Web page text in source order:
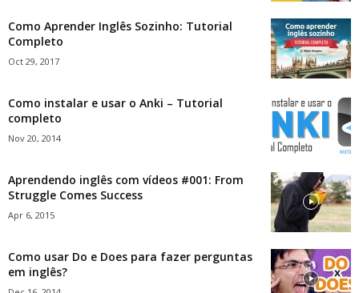
Como Aprender Inglês Sozinho: Tutorial
Completo
Oct 29, 2017
Como instalar e usar o Anki – Tutorial
completo
Nov 20, 2014
Aprendendo inglês com vídeos #001: From
Struggle Comes Success
Apr 6, 2015
Como usar Do e Does para fazer perguntas
em inglês?